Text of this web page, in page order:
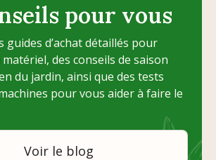
pour vous
guides d’achat détaillés pour
des conseils de saison
du jardin, ainsi que des tests
pour vous aider à faire le
Voir le blog